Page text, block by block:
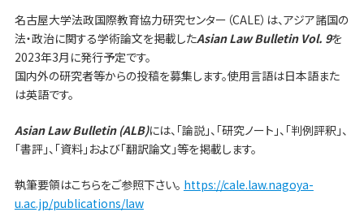
名古屋大学法政国際教育協力研究センター（CALE）は、アジア諸国の
法・政治に関する学術論文を掲載したAsian Law Bulletin Vol. 9を
2023年3月に発行予定です。
国内外の研究者等からの投稿を募集します。使用言語は日本語また
は英語です。
Asian Law Bulletin (ALB)には、「論説」、「研究ノート」、「判例評釈」、
「書評」、「資料」および「翻訳論文」等を掲載します。
執筆要領はこちらをご参照下さい。 https://cale.law.nagoya-
u.ac.jp/publications/law